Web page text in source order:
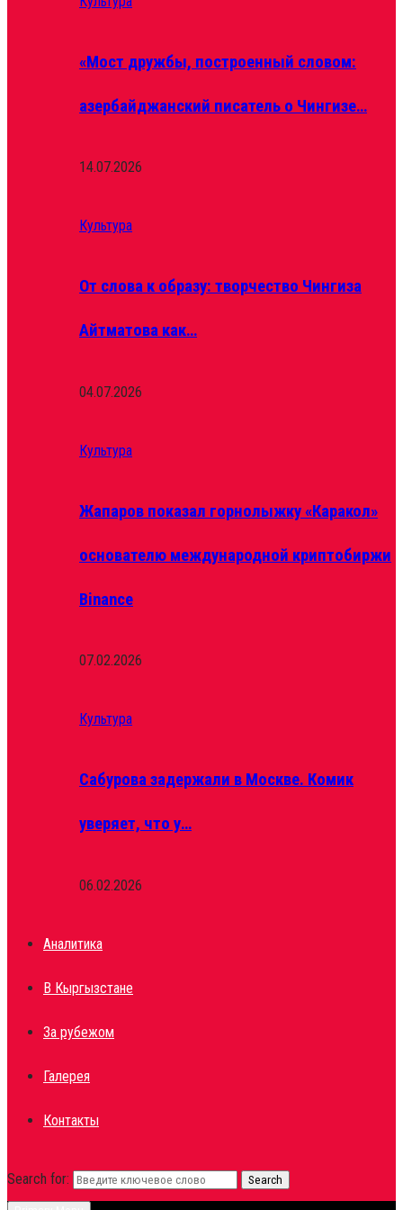
«Мост дружбы, построенный словом:
азербайджанский писатель о Чингизе…
14.07.2026
Культура
От слова к образу: творчество Чингиза
Айтматова как…
04.07.2026
Культура
Жапаров показал горнолыжку «Каракол»
основателю международной криптобиржи
Binance
07.02.2026
Культура
Сабурова задержали в Москве. Комик
уверяет, что у…
06.02.2026
Аналитика
В Кыргызстане
За рубежом
Галерея
Контакты
Search for: Search